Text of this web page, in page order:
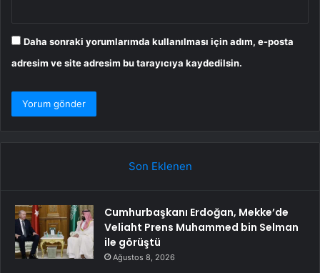
Daha sonraki yorumlarımda kullanılması için adım, e-posta
adresim ve site adresim bu tarayıcıya kaydedilsin.
Son Eklenen
Cumhurbaşkanı Erdoğan, Mekke’de
Veliaht Prens Muhammed bin Selman
ile görüştü
Ağustos 8, 2026